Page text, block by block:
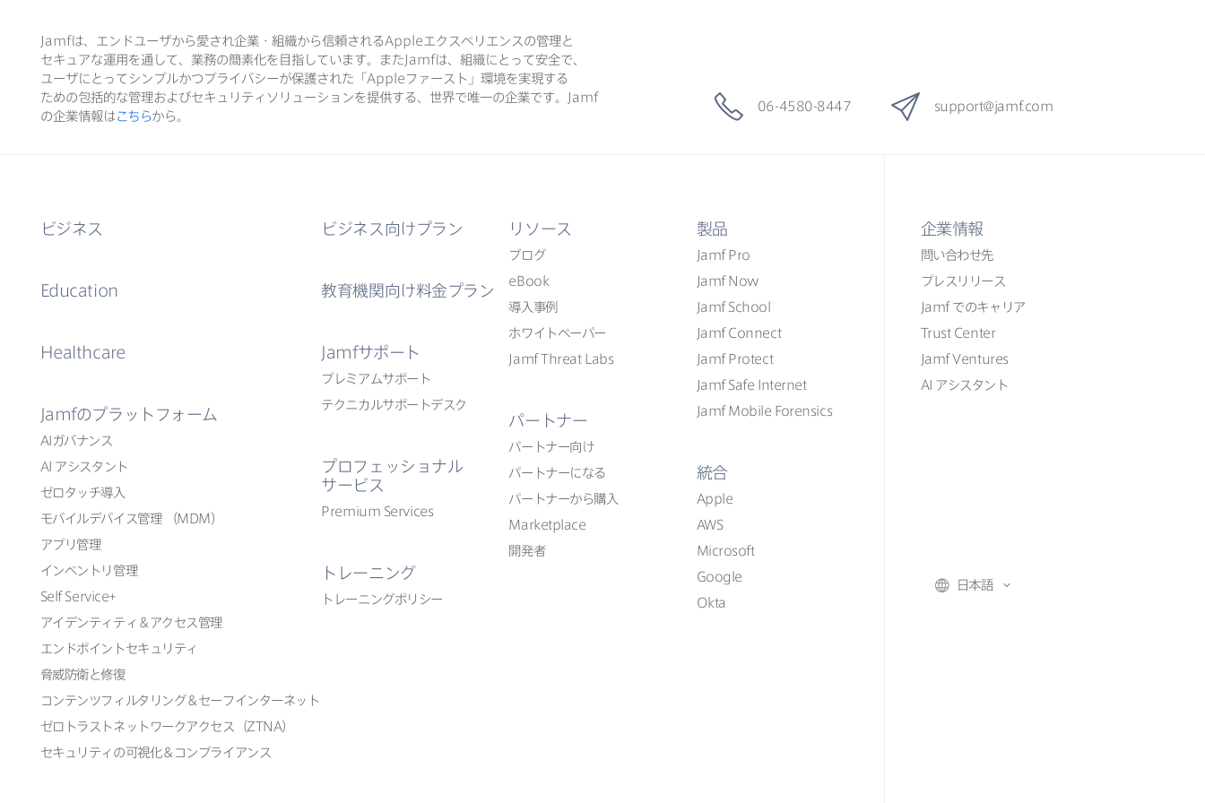
Jamfは、​エンドユーザから​愛され企業・組織から​信頼されるApple エクスペリエンスの​管理と​
セキュアな​運用を​通して、​業務の​簡素化を​目指しています。​また Jamfは、​組織に​とって​安全で、​
ユーザに​とって​シンプルかつプライバシーが​保護された​「 Apple ファースト」環境を​実現する​
ための​包括的な​管理および​セキュリティソリューションを​提供する、​世界で​唯一の​企業です。
Jamf
の​企業情報はこちらから。
06-4580-8447 support@jamf. com
ビジネス
Education
Healthcare
Jamfの​プラットフォーム
AI ガバナンス
AI アシスタント
ゼロタッチ導入
モバイルデバイス管理
（MDM ）
アプリ管理
インベントリ管理
Self Service+
アイデンティティ＆アクセス管理
エンドポイントセキュリティ
脅威防衛と​修復
コンテンツフィルタリング＆セーフインターネット
ゼロトラストネットワークアクセス​（ZTNA）
セキュリティの​可視化＆コンプライアンス
ビジネス向けプラン
教育機関向け料金プラン
Jamfサポート
プレミアムサポート
テクニカルサポートデスク
プロフェッショナル
サービス
Premium Services
トレーニング
トレーニングポリシー
リソース
ブログ
eBook
導入事例
ホワイトペーパー
Jamf Threat Labs
パートナー
パートナー向け
パートナーに​なる
パートナーから​購入
Marketplace
開発者
製品
Jamf Pro
Jamf Now
Jamf School
Jamf Connect
Jamf Protect
Jamf Safe Internet
Jamf Mobile Forensics
統合
Apple
AWS
Microsoft
Google
Okta
企業情報
問い​合わせ先
プレスリリース
Jamf での​​キャリア
Trust Center
Jamf Ventures
AI アシスタント
日本語